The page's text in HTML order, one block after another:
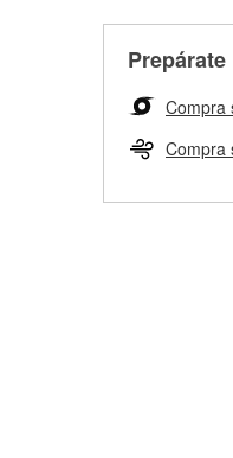
Compra
Compra